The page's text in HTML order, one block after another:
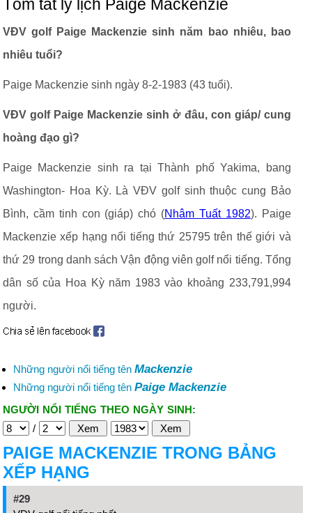
Tóm tắt lý lịch Paige Mackenzie
VĐV golf Paige Mackenzie sinh năm bao nhiêu, bao
nhiêu tuổi?
Paige Mackenzie sinh ngày 8-2-1983 (43 tuổi).
VĐV golf Paige Mackenzie sinh ở đâu, con giáp/ cung
hoàng đạo gì?
Paige Mackenzie sinh ra tại Thành phố Yakima, bang
Washington- Hoa Kỳ. Là VĐV golf sinh thuộc cung Bảo
Bình, cầm tinh con (giáp) chó (Nhâm Tuất 1982). Paige
Mackenzie xếp hạng nổi tiếng thứ 25795 trên thế giới và
thứ 29 trong danh sách Vận động viên golf nổi tiếng. Tổng
dân số của Hoa Kỳ năm 1983 vào khoảng 233,791,994
người.
Những người nổi tiếng tên Mackenzie
Những người nổi tiếng tên Paige Mackenzie
NGƯỜI NỔI TIẾNG THEO NGÀY SINH:
/
PAIGE MACKENZIE TRONG BẢNG
XẾP HẠNG
#29